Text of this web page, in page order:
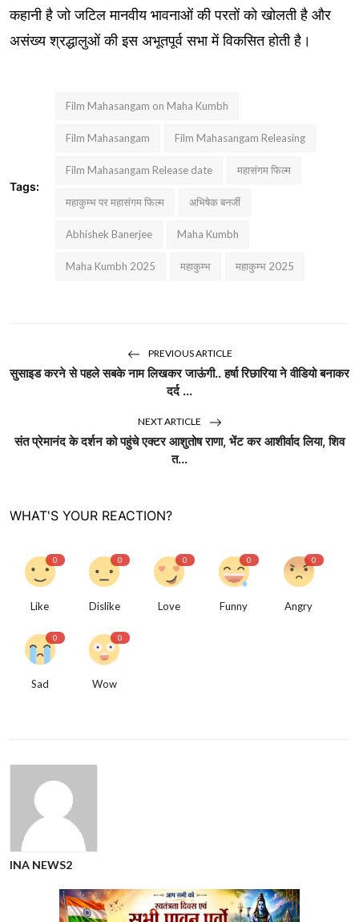
कहानी है जो जटिल मानवीय भावनाओं की परतों को खोलती है और
असंख्य श्रद्धालुओं की इस अभूतपूर्व सभा में विकसित होती है।
Tags:
Film Mahasangam on Maha Kumbh
Film Mahasangam Film Mahasangam Releasing
Film Mahasangam Release date महासंगम फिल्म
महाकुम्भ पर महासंगम फिल्म अभ‍िषेक बनर्जी
Abhishek Banerjee Maha Kumbh
Maha Kumbh 2025 महाकुम्भ महाकुम्भ 2025
PREVIOUS ARTICLE
सुसाइड करने से पहले सबके नाम लिखकर जाऊंगी.. हर्षा रिछारिया ने वीडियो बनाकर
दर्द ...
NEXT ARTICLE
संत प्रेमानंद के दर्शन को पहुंचे एक्टर आशुतोष राणा, भेंट कर आशीर्वाद लिया, शिव
त...
WHAT'S YOUR REACTION?
0
Like
0
Dislike
0
Love
0
Funny
0
Angry
0
Sad
0
Wow
INA NEWS2